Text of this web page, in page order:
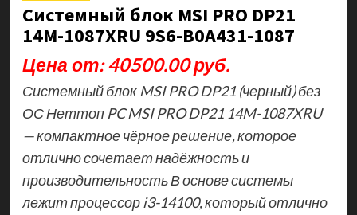
Системный блок MSI PRO DP21
14M-1087XRU 9S6-B0A431-1087
Цена от: 40500.00 руб.
Системный блок MSI PRO DP21 (черный) без
ОС Неттоп PC MSI PRO DP21 14M-1087XRU
— компактное чёрное решение, которое
отлично сочетает надёжность и
производительность В основе системы
лежит процессор i3-14100, который отлично